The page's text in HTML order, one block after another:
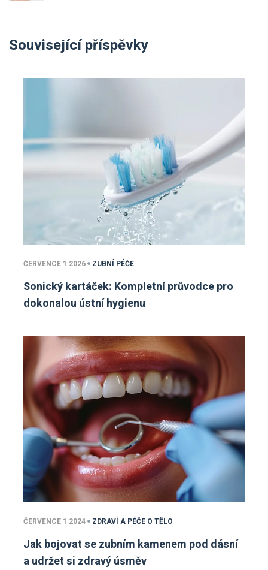
Související příspěvky
ČERVENCE 1 2026 ZUBNÍ PÉČE
Sonický kartáček: Kompletní průvodce pro
dokonalou ústní hygienu
ČERVENCE 1 2024 ZDRAVÍ A PÉČE O TĚLO
Jak bojovat se zubním kamenem pod dásní
a udržet si zdravý úsměv